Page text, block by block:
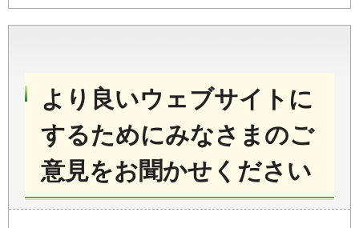
より良いウェブサイトに
するためにみなさまのご
意見をお聞かせください